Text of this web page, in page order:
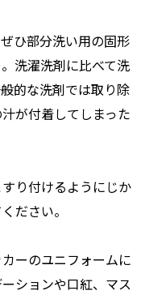
ひ部分洗い用の固形
洗濯洗剤に比べて洗
的な洗剤では取り除
が付着してしまった
り付けるようにじか
ださい。
ーのユニフォームに
ションや口紅、マス